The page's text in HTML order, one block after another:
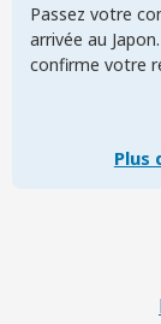
Passez votre
arrivée au
confirme votre
Plus